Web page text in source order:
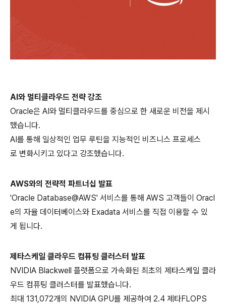
AI와 멀티클라우드 전략 강조
Oracle은 AI와 멀티클라우드를 중심으로 한 새로운 비전을 제시
했습니다.
AI를 통해 일상적인 업무 루틴을 지능적인 비즈니스 프로세스
로 변화시키고 있다고 강조했습니다.
AWS와의 전략적 파트너십 발표
'Oracle Database@AWS' 서비스를 통해 AWS 고객들이 Oracl
e의 자율 데이터베이스와 Exadata 서비스를 직접 이용할 수 있
게 됩니다.
제타스케일 클라우드 컴퓨팅 클러스터 발표
NVIDIA Blackwell 플랫폼으로 가속화된 최초의 제타스케일 클라
우드 컴퓨팅 클러스터를 발표했습니다.
최대 131,072개의 NVIDIA GPU를 제공하여 2.4 제타FLOPS